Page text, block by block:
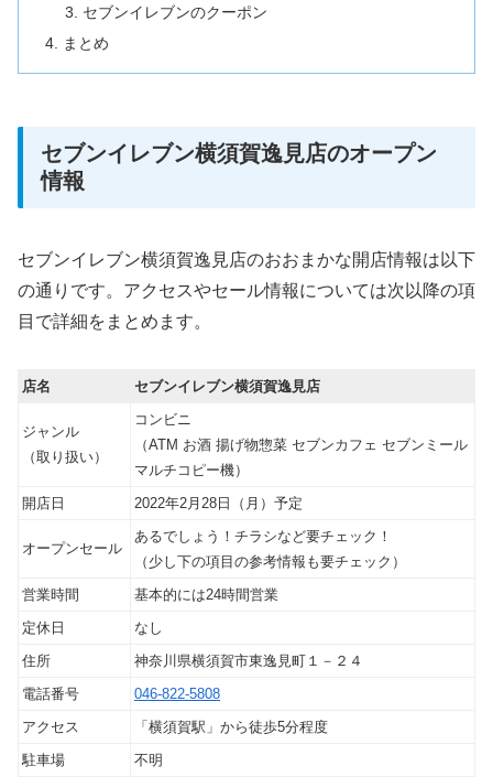
セブンイレブンのクーポン
まとめ
セブンイレブン横須賀逸見店のオープン
情報
セブンイレブン横須賀逸見店のおおまかな開店情報は以下
の通りです。アクセスやセール情報については次以降の項
目で詳細をまとめます。
店名 セブンイレブン横須賀逸見店
ジャンル
（取り扱い）
コンビニ
（ATM お酒 揚げ物惣菜 セブンカフェ セブンミール
マルチコピー機）
開店日
2022年2月28日（月）予定
オープンセール
あるでしょう！チラシなど要チェック！
（少し下の項目の参考情報も要チェック）
営業時間
基本的には24時間営業
定休日
なし
住所
神奈川県横須賀市東逸見町１－２４
電話番号
046-822-5808
アクセス
「横須賀駅」から徒歩5分程度
駐車場
不明